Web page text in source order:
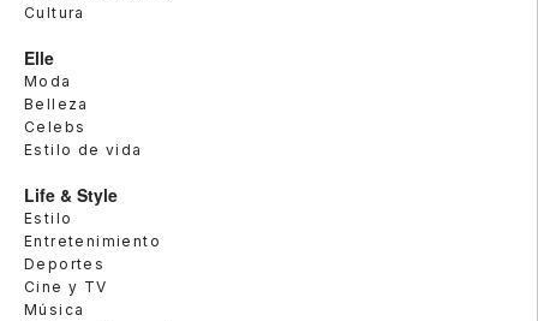
Cultura
Elle
Moda
Belleza
Celebs
Estilo de vida
Life & Style
Estilo
Entretenimiento
Deportes
Cine y TV
Música